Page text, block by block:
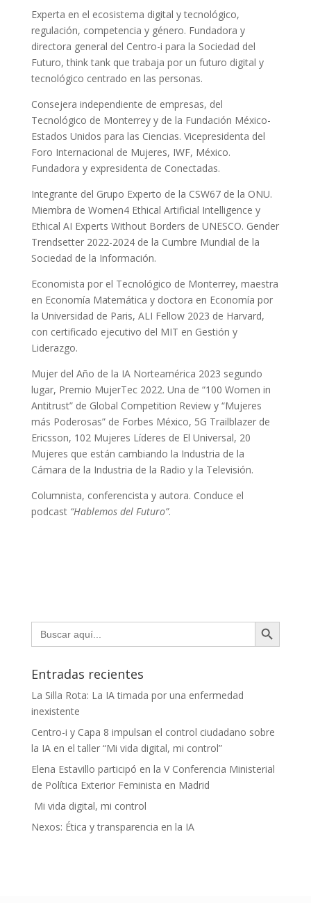
Experta en el ecosistema digital y tecnológico,
regulación, competencia y género. Fundadora y
directora general del Centro-i para la Sociedad del
Futuro, think tank que trabaja por un futuro digital y
tecnológico centrado en las personas.
Consejera independiente de empresas, del
Tecnológico de Monterrey y de la Fundación México-
Estados Unidos para las Ciencias. Vicepresidenta del
Foro Internacional de Mujeres, IWF, México.
Fundadora y expresidenta de Conectadas.
Integrante del Grupo Experto de la CSW67 de la ONU.
Miembra de Women4 Ethical Artificial Intelligence y
Ethical AI Experts Without Borders de UNESCO. Gender
Trendsetter 2022-2024 de la Cumbre Mundial de la
Sociedad de la Información.
Economista por el Tecnológico de Monterrey, maestra
en Economía Matemática y doctora en Economía por
la Universidad de Paris, ALI Fellow 2023 de Harvard,
con certificado ejecutivo del MIT en Gestión y
Liderazgo.
Mujer del Año de la IA Norteamérica 2023 segundo
lugar, Premio MujerTec 2022. Una de “100 Women in
Antitrust” de Global Competition Review y “Mujeres
más Poderosas” de Forbes México, 5G Trailblazer de
Ericsson, 102 Mujeres Líderes de El Universal, 20
Mujeres que están cambiando la Industria de la
Cámara de la Industria de la Radio y la Televisión.
Columnista, conferencista y autora. Conduce el
podcast “Hablemos del Futuro”.
Buscar: Botón de búsqueda
Entradas recientes
La Silla Rota: La IA timada por una enfermedad
inexistente
Centro-i y Capa 8 impulsan el control ciudadano sobre
la IA en el taller “Mi vida digital, mi control”
Elena Estavillo participó en la V Conferencia Ministerial
de Política Exterior Feminista en Madrid
Mi vida digital, mi control
Nexos: Ética y transparencia en la IA